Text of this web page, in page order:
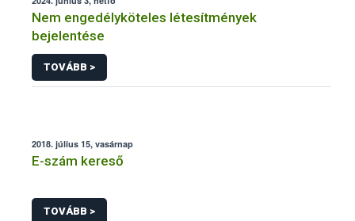
Nem engedélyköteles létesítmények
bejelentése
TOVÁBB >
2018. július 15, vasárnap
E-szám kereső
TOVÁBB >